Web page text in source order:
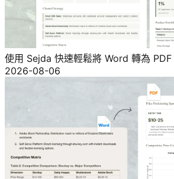
使用 Sejda 快速輕鬆將 Word 轉為 PDF
2026-08-06